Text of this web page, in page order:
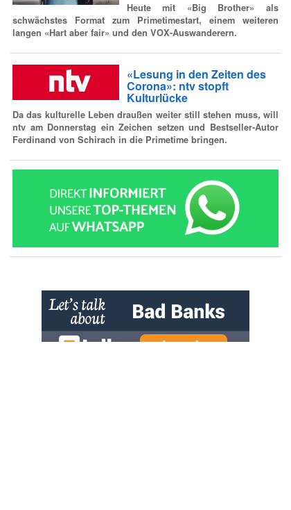
Heute mit «Big Brother» als
schwächstes Format zum Primetimestart, einem weiteren
langen «Hart aber fair» und den VOX-Auswanderern.
«Lesung in den Zeiten des
Corona»: ntv stopft
Kulturlücke
Da das kulturelle Leben draußen weiter still stehen muss, will
ntv am Donnerstag ein Zeichen setzen und Bestseller-Autor
Ferdinand von Schirach in die Primetime bringen.